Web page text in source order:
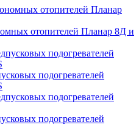
отопителей Планар 8Д и
подогревателей
подогревателей